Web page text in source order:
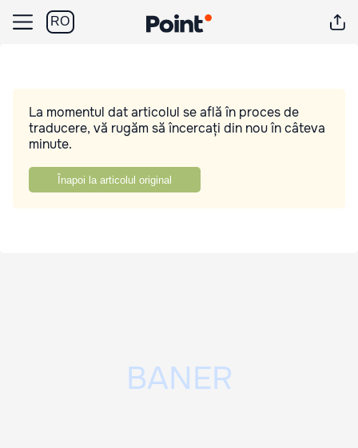
RO
La momentul dat articolul se află în proces de
traducere, vă rugăm să încercați din nou în câteva
minute.
Înapoi la articolul original